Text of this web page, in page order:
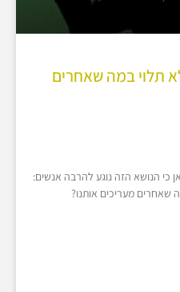
תלוי במה שאחרים
כי הנושא הזה נוגע להרבה אנשים:
שאחרים מעריכים אותנו?